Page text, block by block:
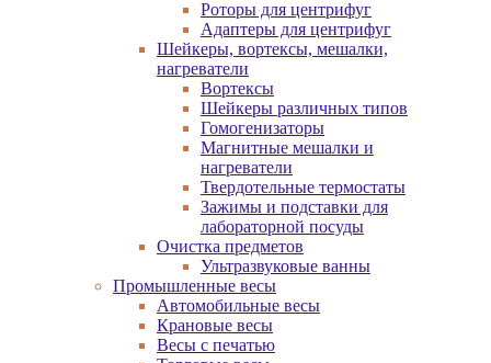
Роторы для центрифуг
Адаптеры для центрифуг
Шейкеры, вортексы, мешалки,
нагреватели
Вортексы
Шейкеры различных типов
Гомогенизаторы
Магнитные мешалки и
нагреватели
Твердотельные термостаты
Зажимы и подставки для
лабораторной посуды
Очистка предметов
Ультразвуковые ванны
Промышленные весы
Автомобильные весы
Крановые весы
Весы с печатью